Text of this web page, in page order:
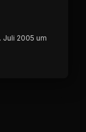
Juli 2005 um